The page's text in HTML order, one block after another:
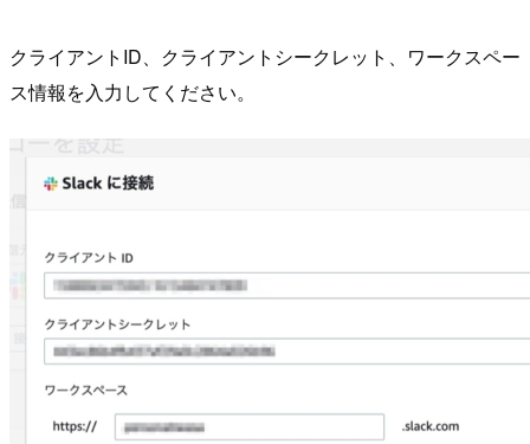
クライアントID、クライアントシークレット、ワークスペー
ス情報を入力してください。